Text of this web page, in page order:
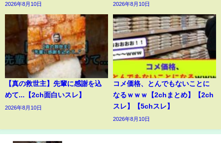
2026年8月10日 2026年8月10日
【真の救世主】先輩に感謝を込
めて...【2ch面白いスレ】
2026年8月10日
コメ価格、とんでもないことに
なるｗｗｗ【2chまとめ】【2ch
スレ】【5chスレ】
2026年8月10日